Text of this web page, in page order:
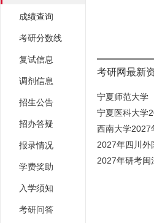
成绩查询
考研分数线
复试信息
调剂信息
招生公告
招办答疑
报录情况
学费奖助
入学须知
考研问答
考研网最新
宁夏师范大学
宁夏医科大学
西南大学2027
2027年四川外
2027年研考闽